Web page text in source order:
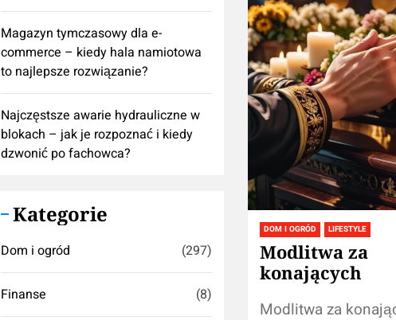
DOM I OGRÓD LIFESTYLE
Modlitwa za
konających
Modlitwa za
Magazyn tymczasowy dla e-
commerce – kiedy hala namiotowa
to najlepsze rozwiązanie?
Najczęstsze awarie hydrauliczne w
blokach – jak je rozpoznać i kiedy
dzwonić po fachowca?
Kategorie
Dom i ogród (297)
Finanse (8)